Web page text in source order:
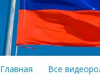
Главная Все